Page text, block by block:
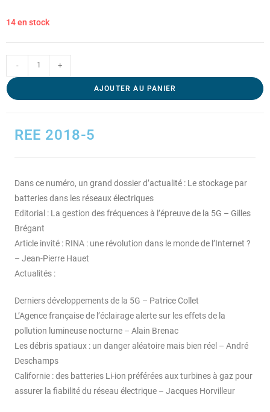
14 en stock
- +
AJOUTER AU PANIER
REE 2018-5
Dans ce numéro, un grand dossier d’actualité : Le stockage par
batteries dans les réseaux électriques
Editorial : La gestion des fréquences à l’épreuve de la 5G – Gilles
Brégant
Article invité : RINA : une révolution dans le monde de l’Internet ?
– Jean-Pierre Hauet
Actualités :
Derniers développements de la 5G – Patrice Collet
L’Agence française de l’éclairage alerte sur les effets de la
pollution lumineuse nocturne – Alain Brenac
Les débris spatiaux : un danger aléatoire mais bien réel – André
Deschamps
Californie : des batteries Li-ion préférées aux turbines à gaz pour
assurer la fiabilité du réseau électrique – Jacques Horvilleur